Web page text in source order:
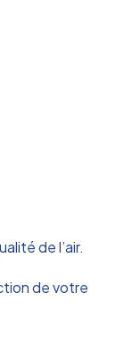
de l’air.
de votre